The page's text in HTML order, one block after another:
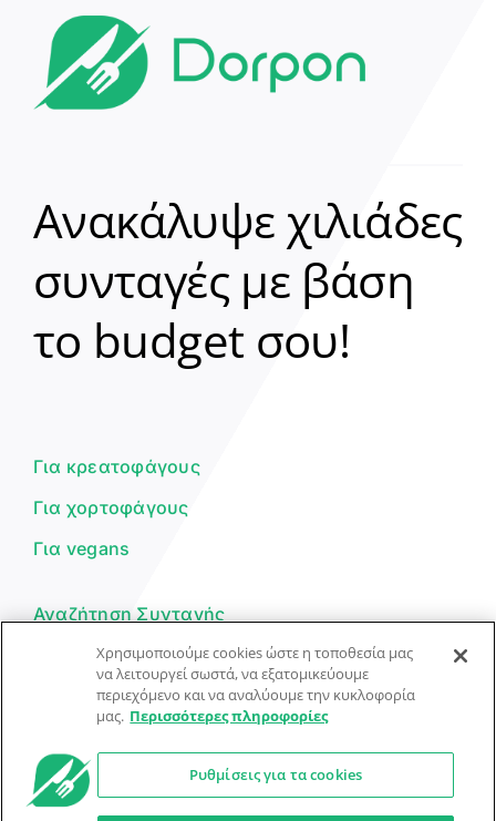
Ανακάλυψε χιλιάδες
συνταγές με βάση
το budget σου!
Για κρεατοφάγους
Για χορτοφάγους
Για vegans
Αναζήτηση Συνταγής
Υποβολή Συνταγής
Φόρμα Επικοινωνίας
© Dorpon • Μηχανή αναζήτησης για …καλοφαγάδες!
Χρησιμοποιούμε cookies ώστε η τοποθεσία μας
να λειτουργεί σωστά, να εξατομικεύουμε
περιεχόμενο και να αναλύουμε την κυκλοφορία
μας. Περισσότερες πληροφορίες
Ρυθμίσεις για τα cookies